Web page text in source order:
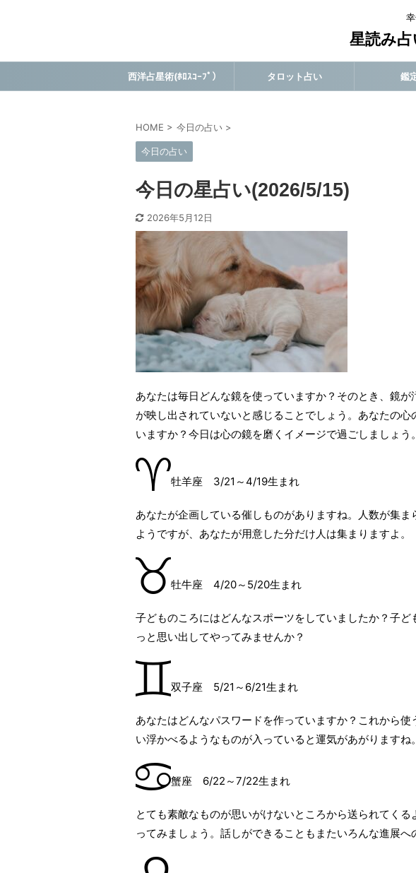
星読み占
西洋占星術(ﾎﾛｽｺｰﾌﾟ） タロット占い 鑑
HOME > 今日の占い >
今日の占い
今日の星占い(2026/5/15)
2026年5月12日
あなたは毎日どんな鏡を使っていますか？そのとき、鏡
が映し出されていないと感じることでしょう。あなたの
いますか？今日は心の鏡を磨くイメージで過ごしましょう。
牡羊座 3/21～4/19生まれ
あなたが企画している催しものがありますね。人数が集
ようですが、あなたが用意した分だけ人は集まりますよ。
牡牛座 4/20～5/20生まれ
子どものころにはどんなスポーツをしていましたか？子ど
っと思い出してやってみませんか？
双子座 5/21～6/21生まれ
あなたはどんなパスワードを作っていますか？これから
い浮かべるようなものが入っていると運気があがりますね。
蟹座 6/22～7/22生まれ
とても素敵なものが思いがけないところから送られてく
ってみましょう。話しができることもまたいろんな進展へ